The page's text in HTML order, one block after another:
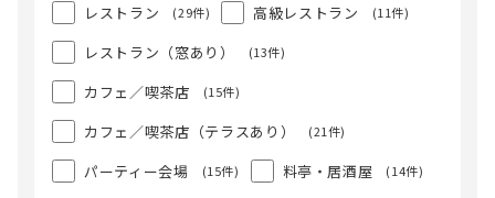
レストラン
(29件) 高級レストラン (11件)
レストラン（窓あり） (13件)
カフェ／喫茶店 (15件)
カフェ／喫茶店（テラスあり） (21件)
パーティー会場 (15件) 料亭・居酒屋 (14件)